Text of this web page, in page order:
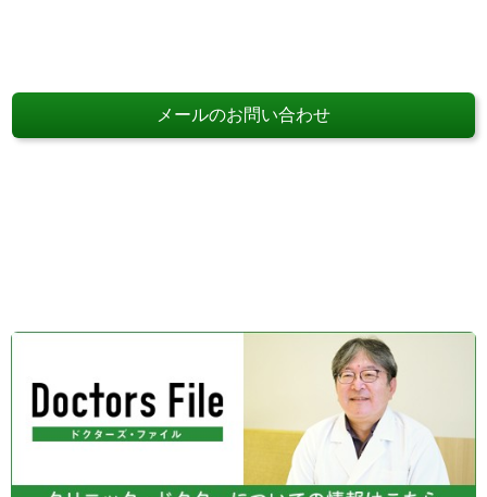
メールのお問い合わせ